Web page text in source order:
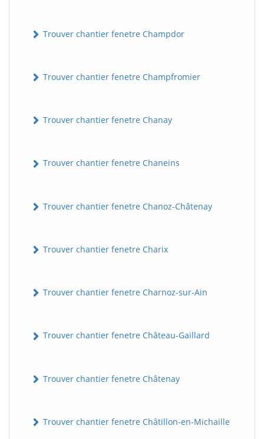
Trouver chantier fenetre Champdor
Trouver chantier fenetre Champfromier
Trouver chantier fenetre Chanay
Trouver chantier fenetre Chaneins
Trouver chantier fenetre Chanoz-Châtenay
Trouver chantier fenetre Charix
Trouver chantier fenetre Charnoz-sur-Ain
Trouver chantier fenetre Château-Gaillard
Trouver chantier fenetre Châtenay
Trouver chantier fenetre Châtillon-en-Michaille